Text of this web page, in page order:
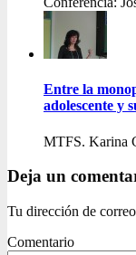
Entre la
adolescente y
MTFS. Karina
Deja un
Tu dirección de
Comentario